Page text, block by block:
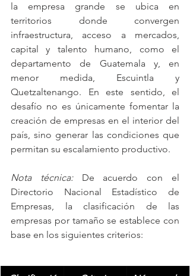
la empresa grande se ubica en
territorios donde convergen
infraestructura, acceso a mercados,
capital y talento humano, como el
departamento de Guatemala y, en
menor medida, Escuintla y
Quetzaltenango. En este sentido, el
desafío no es únicamente fomentar la
creación de empresas en el interior del
país, sino generar las condiciones que
permitan su escalamiento productivo.
Nota técnica: De acuerdo con el
Directorio Nacional Estadístico de
Empresas, la clasificación de las
empresas por tamaño se establece con
base en los siguientes criterios: